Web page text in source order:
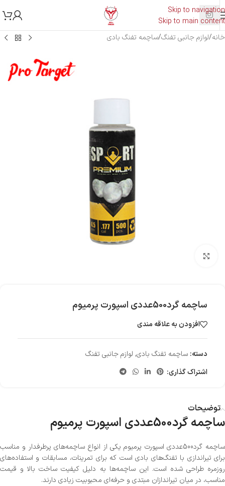
Skip to navigation
Skip to main content
خانه/لوازم جانبی تفنگ/ساچمه تفنگ بادی
ساچمه گرد500عددی اسپورت پرمیوم
افزودن به علاقه مندی
دسته: ساچمه تفنگ بادی, لوازم جانبی تفنگ
اشتراک گذاری:
توضیحات
ساچمه گرد500عددی اسپورت پرمیوم
ساچمه گرد500عددی اسپورت پرمیوم یکی از انواع ساچمه‌های پرطرفدار و مناسب
برای تیراندازی با تفنگ‌های بادی است که برای تمرینات، مسابقات و استفاده‌های
روزمره طراحی شده است. این ساچمه‌ها به دلیل کیفیت ساخت بالا و قیمت
مناسب، در میان تیراندازان مبتدی و حرفه‌ای محبوبیت زیادی دارند.